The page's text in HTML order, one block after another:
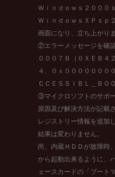
Ｗｉｎｄｏｗｓ２０００
ＷｉｎｄｏｗｓＸＰｓｐ
画面になり、立ち上がりま
②エラーメッセージを確
０００７Ｂ（０ＸＥＢ４
４、０ｘ０００００００
ＣＣＥＳＳＩＢＬ＿ＢＯ
③マイクロソフトのサポ
原因及び解決方法が記載
レジストリー情報を追加
結果は変わりません。
尚、内蔵ＨＤＤが故障時
から起動出来るように、
ェースカードの「ブート